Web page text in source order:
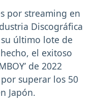
por streaming en
Discográfica
su último lote de
el exitoso
de 2022
superar los 50
Japón.